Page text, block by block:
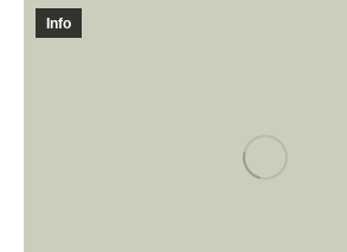
Info